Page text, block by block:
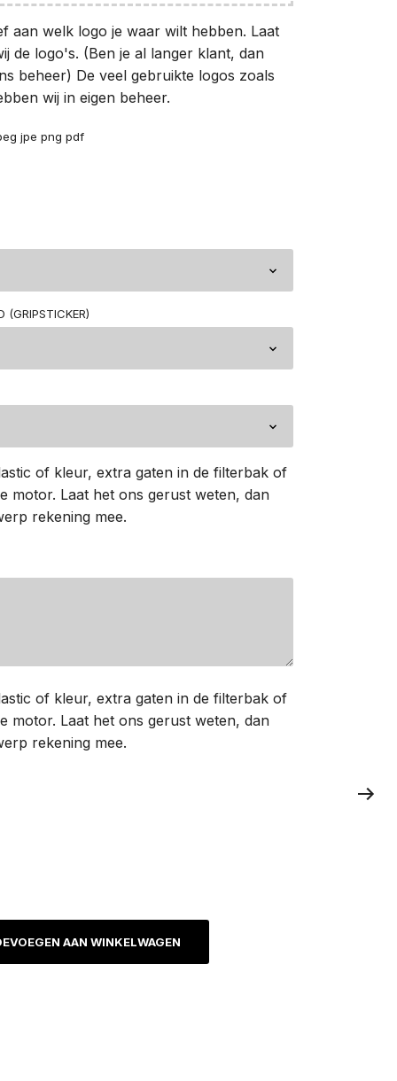
aan welk logo je waar wilt hebben. Laat
de logo's. (Ben je al langer klant, dan
beheer) De veel gebruikte logos zoals
wij in eigen beheer.
jpe png pdf
(GRIPSTICKER)
of kleur, extra gaten in de filterbak of
motor. Laat het ons gerust weten, dan
rekening mee.
of kleur, extra gaten in de filterbak of
motor. Laat het ons gerust weten, dan
rekening mee.
AAN WINKELWAGEN